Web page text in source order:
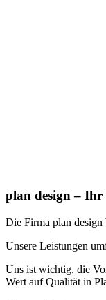
plan design – Ihr
Die Firma plan design
Unsere Leistungen
Uns ist wichtig, die
Wert auf Qualität in